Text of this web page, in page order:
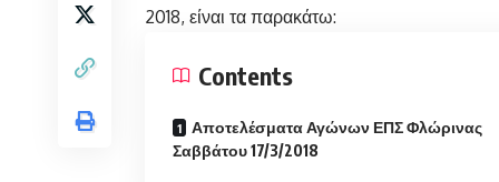
2018, είναι τα παρακάτω:
Contents
Αποτελέσματα Αγώνων ΕΠΣ Φλώρινας
Σαββάτου 17/3/2018